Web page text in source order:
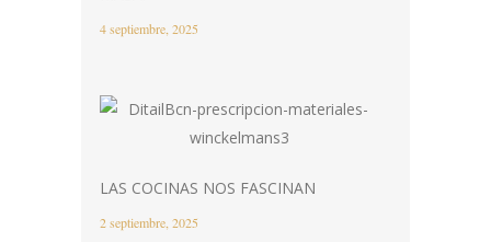
4 septiembre, 2025
LAS COCINAS NOS FASCINAN
2 septiembre, 2025